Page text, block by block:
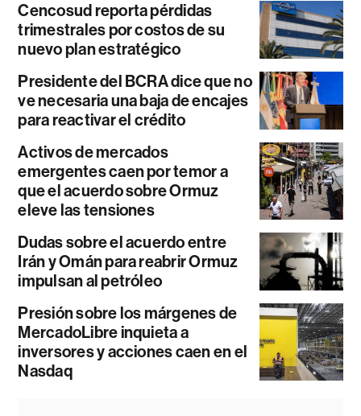
Cencosud reporta pérdidas
trimestrales por costos de su
nuevo plan estratégico
Presidente del BCRA dice que no
ve necesaria una baja de encajes
para reactivar el crédito
Activos de mercados
emergentes caen por temor a
que el acuerdo sobre Ormuz
eleve las tensiones
Dudas sobre el acuerdo entre
Irán y Omán para reabrir Ormuz
impulsan al petróleo
Presión sobre los márgenes de
MercadoLibre inquieta a
inversores y acciones caen en el
Nasdaq